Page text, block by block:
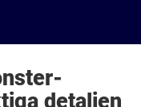
detaljen